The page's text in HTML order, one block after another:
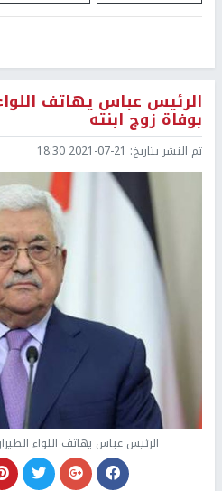
الرئيس عباس يهاتف
بوفاة زوج ابنته
تم النشر بتاريخ: 2021-07-21 18:30
الرئيس عباس يهاتف اللواء